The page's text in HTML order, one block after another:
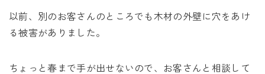
以前、別のお客さんのところでも木材の外壁に穴をあけ
る被害がありました。
ちょっと春まで手が出せないので、お客さんと相談して